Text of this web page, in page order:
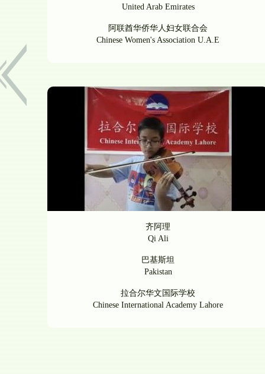
United Arab Emirates
阿联酋华侨华人妇女联合会
Chinese Women's Association U.A.E
齐阿理
Qi Ali
巴基斯坦
Pakistan
拉合尔华文国际学校
Chinese International Academy Lahore